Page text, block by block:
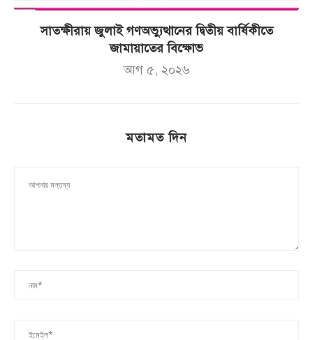
সাতক্ষীরায় জুলাই গণঅভ্যুত্থানের দ্বিতীয় বার্ষিকীতে
জামায়াতের বিক্ষোভ
আগ ৫, ২০২৬
মতামত দিন